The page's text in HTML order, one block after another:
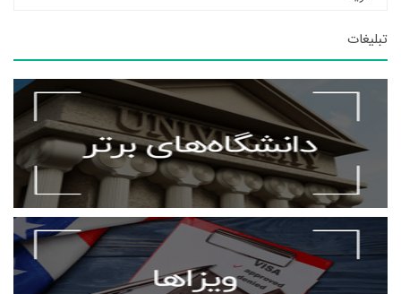
تبلیغات